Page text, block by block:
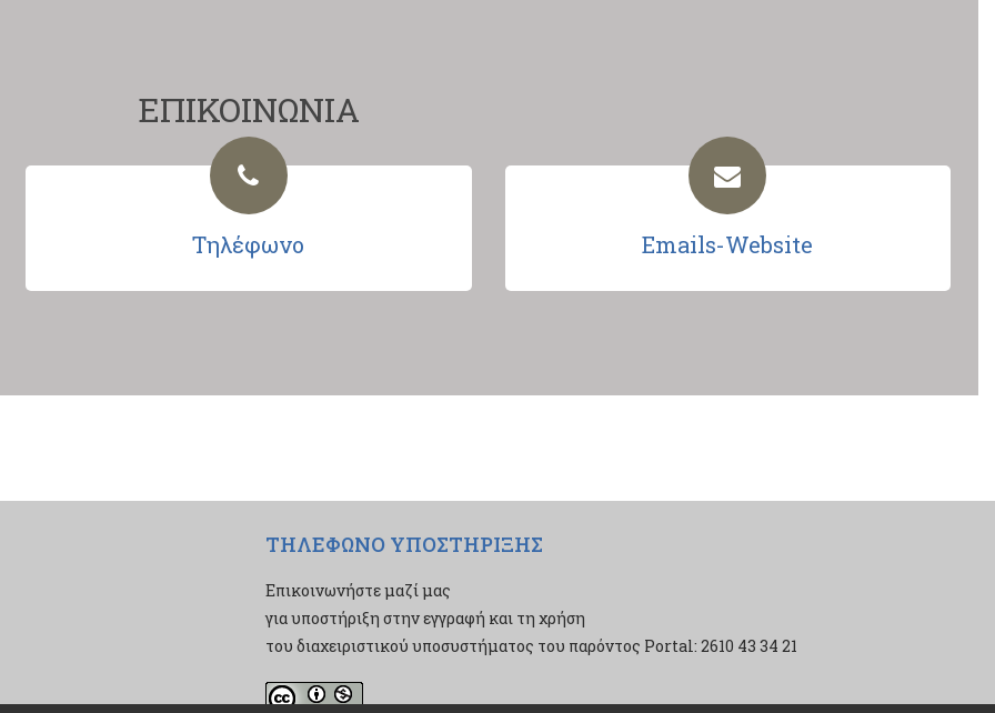
ΕΠΙΚΟΙΝΩΝΙΑ
Τηλέφωνο Emails-Website
ΤΗΛΕΦΩΝΟ ΥΠΟΣΤΗΡΙΞΗΣ
Επικοινωνήστε μαζί μας
για υποστήριξη στην εγγραφή και τη χρήση
του διαχειριστικού υποσυστήματος του παρόντος Portal: 2610 43 34 21